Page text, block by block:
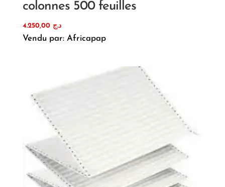
colonnes 500 feuilles
د.ج 4.250,00
Vendu par: Africapap